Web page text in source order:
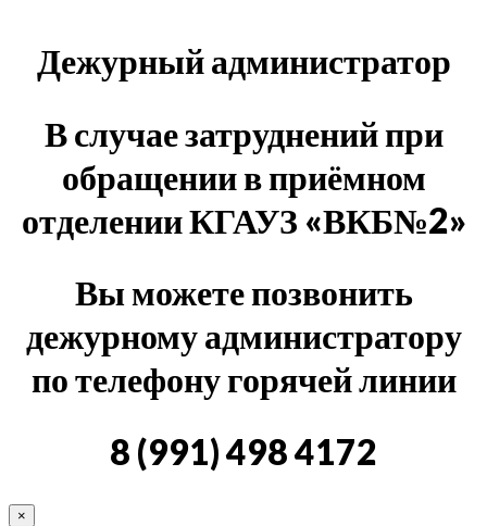
Дежурный администратор
В случае затруднений при
обращении в приёмном
отделении КГАУЗ «ВКБ№2»
Вы можете позвонить
дежурному администратору
по телефону горячей линии
8 (991) 498 4172
×